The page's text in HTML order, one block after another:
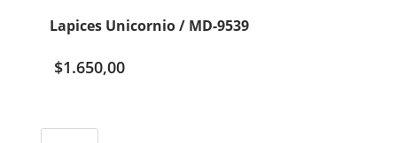
Lapices Unicornio / MD-9539
$1.650,00